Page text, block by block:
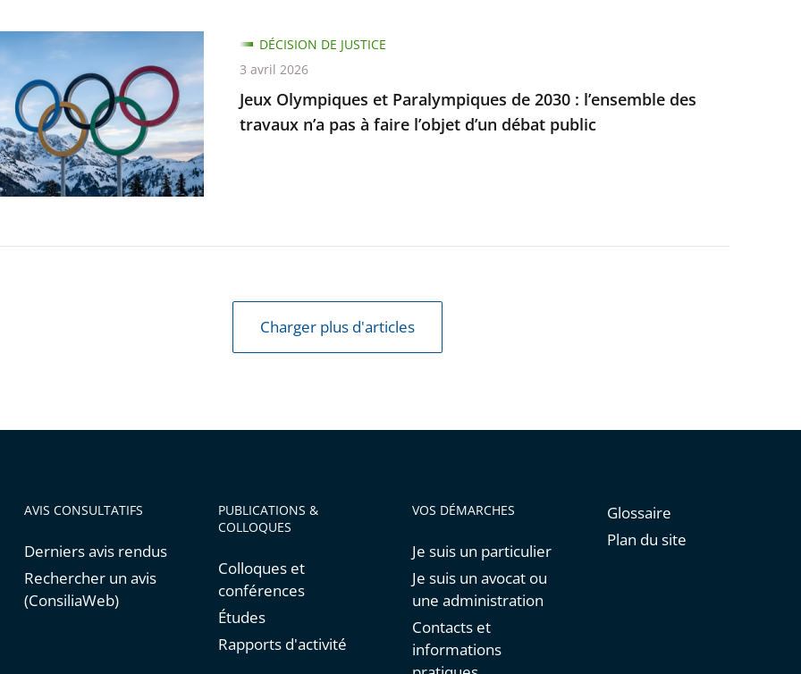
Jeux Olympiques et Paralympiques de 2030 : l’ensemble des
travaux n’a pas à faire l’objet d’un débat public
DÉCISION DE JUSTICE
3 avril 2026
Charger plus d'articles
AVIS CONSULTATIFS
Derniers avis rendus
Rechercher un avis
(ConsiliaWeb)
PUBLICATIONS &
COLLOQUES
Colloques et
conférences
Études
Rapports d'activité
VOS DÉMARCHES
Je suis un particulier
Je suis un avocat ou
une administration
Contacts et
informations
Glossaire
Plan du site